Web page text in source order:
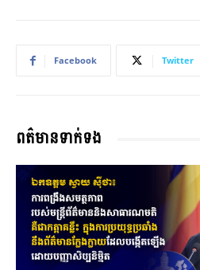
Facebook Twitter
ពត៌មានទាក់ទង